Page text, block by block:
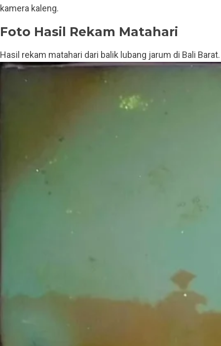
kamera kaleng.
Foto Hasil Rekam Matahari
Hasil rekam matahari dari balik lubang jarum di Bali Barat.